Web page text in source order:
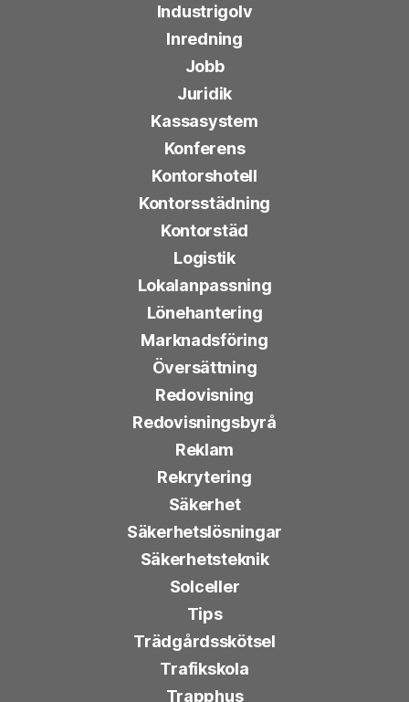
Industrigolv
Inredning
Jobb
Juridik
Kassasystem
Konferens
Kontorshotell
Kontorsstädning
Kontorstäd
Logistik
Lokalanpassning
Lönehantering
Marknadsföring
Översättning
Redovisning
Redovisningsbyrå
Reklam
Rekrytering
Säkerhet
Säkerhetslösningar
Säkerhetsteknik
Solceller
Tips
Trädgårdsskötsel
Trafikskola
Trapphus